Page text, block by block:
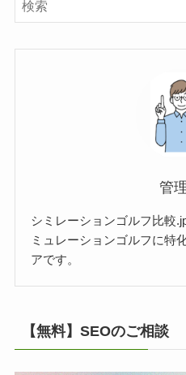
管
シミレーションゴルフ比較
ミュレーションゴルフに特
アです。
【無料】SEOのご相談